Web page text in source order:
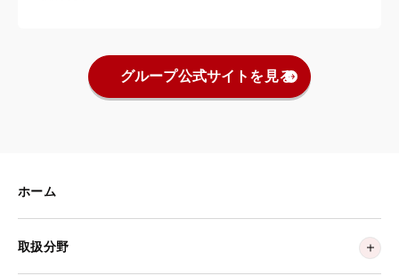
グループ公式サイトを見る
ホーム
取扱分野